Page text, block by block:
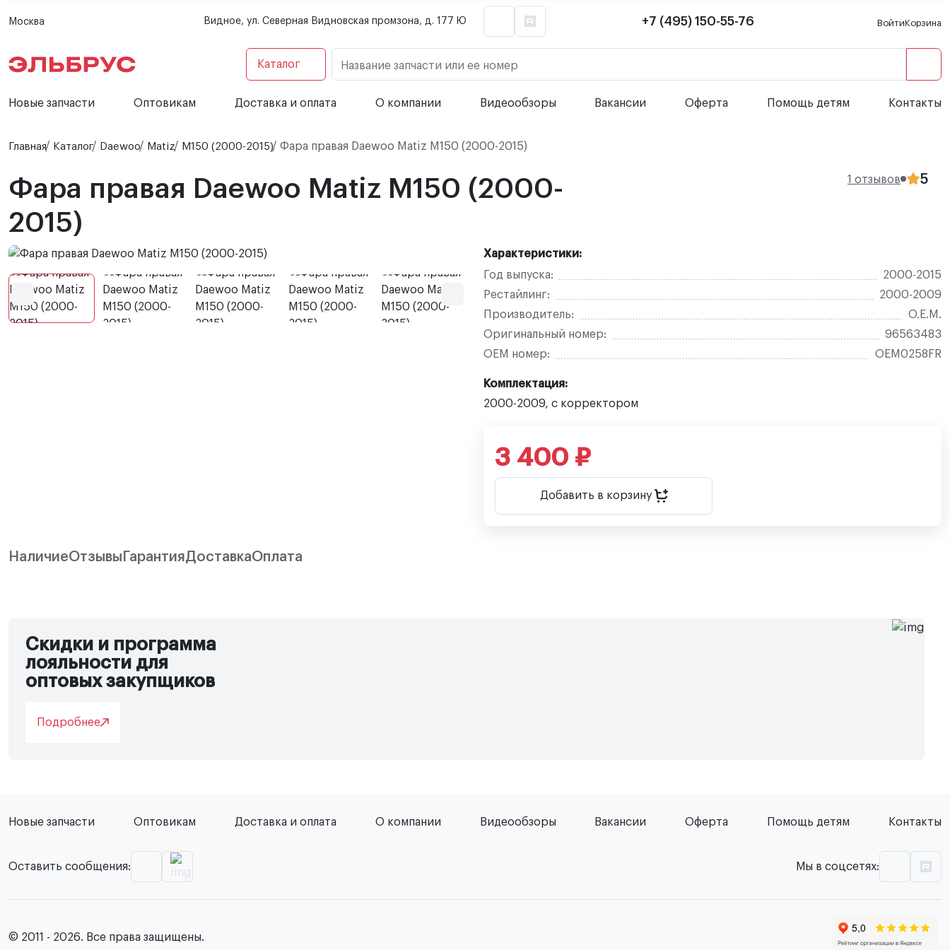
Москва Видное, ул. Северная Видновская промзона, д. 177 Ю +7 (495) 150-55-76 ВойтиКорзина
Каталог Название запчасти или ее номер
Новые запчасти Оптовикам Доставка и оплата О компании Видеообзоры Вакансии Оферта Помощь детям Контакты
Главная Каталог Daewoo Matiz M150 (2000-2015) Фара правая Daewoo Matiz M150 (2000-2015)
Фара правая Daewoo Matiz M150 (2000-
2015)
1 отзывов 5
Характеристики:
Год выпуска:
2000-2015
Рестайлинг:
2000-2009
Производитель:
O.E.M.
Оригинальный номер:
96563483
OEM номер:
OEM0258FR
Комплектация:
2000-2009, с корректором
3 400 ₽
Добавить в корзину
НаличиеОтзывы ГарантияДоставкаОплата
Скидки и программа
лояльности для
оптовых закупщиков
Подробнее
Новые запчасти Оптовикам Доставка и оплата О компании Видеообзоры Вакансии Оферта Помощь детям Контакты
Оставить сообщения: Мы в соцсетях:
© 2011 - 2026. Все права защищены.